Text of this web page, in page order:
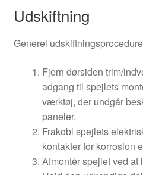
Udskiftning
Generel
Fjern dørsiden trim/
adgang til spejlets
værktøj, der undgår
paneler.
Frakobl spejlets
kontakter for korrosion
Afmontér spejlet ved at